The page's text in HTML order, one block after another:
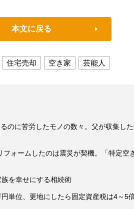
本文に戻る
住宅売却 空き家 芸能人
のに苦労したモノの数々。父が収集し
ォームしたのは震災が契機。「特定空
を幸せにする相続術
単位、更地にしたら固定資産税は4～5